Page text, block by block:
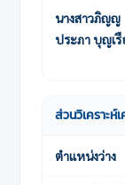
นางสาวภิญญ
ประภา บุญเรื
ส่วนวิเคราะ
ชื่อ-นามสกุล
ตำแหน่งว่าง